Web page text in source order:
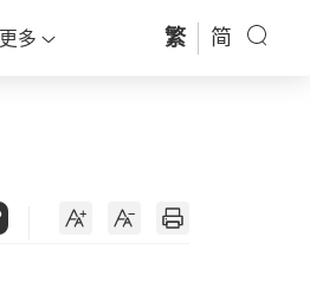
更多 繁 简